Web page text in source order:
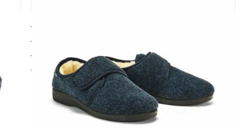
Qualität der Marke OrtoMed®
€ 34,95